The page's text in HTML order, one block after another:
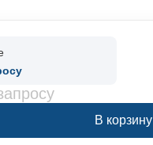
В корзину